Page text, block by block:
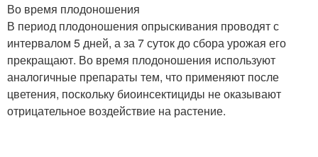
Во время плодоношения
В период плодоношения опрыскивания проводят с
интервалом 5 дней, а за 7 суток до сбора урожая его
прекращают. Во время плодоношения используют
аналогичные препараты тем, что применяют после
цветения, поскольку биоинсектициды не оказывают
отрицательное воздействие на растение.